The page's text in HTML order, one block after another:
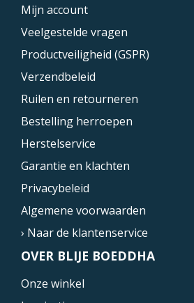
Mijn account
Veelgestelde vragen
Productveiligheid (GSPR)
Verzendbeleid
Ruilen en retourneren
Bestelling herroepen
Herstelservice
Garantie en klachten
Privacybeleid
Algemene voorwaarden
› Naar de klantenservice
OVER BLIJE BOEDDHA
Onze winkel